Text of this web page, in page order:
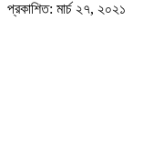
প্রকাশিত: মার্চ ২৭, ২০২১